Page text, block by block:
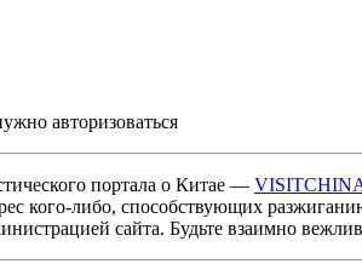
авторизоваться
портала о Китае —
кого-либо, способствующих
сайта. Будьте взаимно